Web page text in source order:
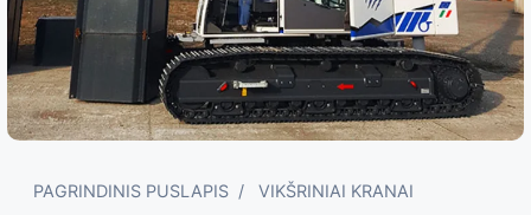
PAGRINDINIS PUSLAPIS
VIKŠRINIAI KRANAI